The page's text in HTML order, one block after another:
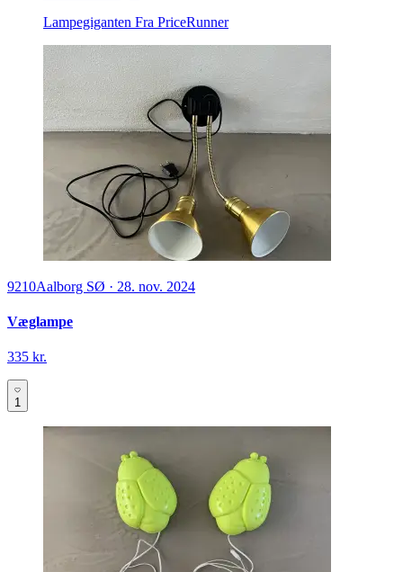
Lampegiganten Fra PriceRunner
9210Aalborg SØ · 28. nov. 2024
Væglampe
335 kr.
1